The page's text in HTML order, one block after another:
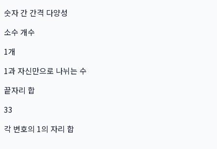
숫자 간 간격 다양성
소수 개수
1개
1과 자신만으로 나뉘는 수
끝자리 합
33
각 번호의 1의 자리 합